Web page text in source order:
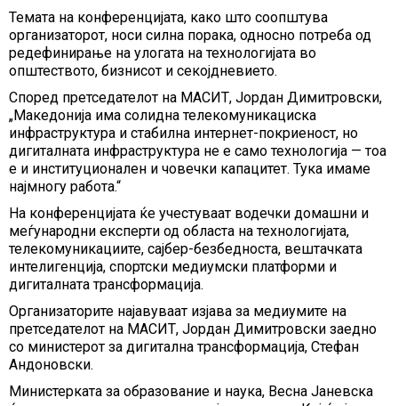
Темата на конференцијата, како што соопштува
организаторот, носи силна порака, односно потреба од
редефинирање на улогата на технологијата во
општеството, бизнисот и секојдневието.
Според претседателот на МАСИТ, Јордан Димитровски,
„Македонија има солидна телекомуникациска
инфраструктура и стабилна интернет-покриеност, но
дигиталната инфраструктура не е само технологија — тоа
е и институционален и човечки капацитет. Тука имаме
најмногу работа.“
На конференцијата ќе учестуваат водечки домашни и
меѓународни експерти од областа на технологијата,
телекомуникациите, сајбер-безбедноста, вештачката
интелигенција, спортски медиумски платформи и
дигиталната трансформација.
Организаторите најавуваат изјава за медиумите на
претседателот на МАСИТ, Јордан Димитровски заедно
со министерот за дигитална трансформација, Стефан
Андоновски.
Министерката за образование и наука, Весна Јаневска